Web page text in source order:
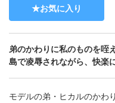
お気に入り
弟のかわりに私のものを
島で凌辱されながら、快楽
モデルの弟・ヒカルのかわ